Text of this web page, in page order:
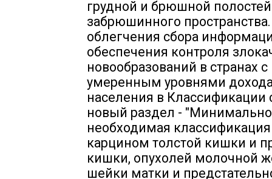
грудной и брюшной
забрюшинного
облегчения сбора
обеспечения контроля
новообразований в странах
умеренным уровнями
населения в Классификации
новый раздел - "Минимально
необходимая
карцином толстой кишки и
кишки, опухолей молочной
шейки матки и